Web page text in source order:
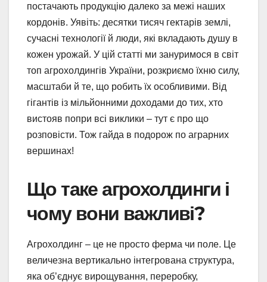
постачають продукцію далеко за межі наших
кордонів. Уявіть: десятки тисяч гектарів землі,
сучасні технології й люди, які вкладають душу в
кожен урожай. У цій статті ми зануримося в світ
топ агрохолдингів України, розкриємо їхню силу,
масштаби й те, що робить їх особливими. Від
гігантів із мільйонними доходами до тих, хто
вистояв попри всі виклики – тут є про що
розповісти. Тож гайда в подорож по аграрних
вершинах!
Що таке агрохолдинги і
чому вони важливі?
Агрохолдинг – це не просто ферма чи поле. Це
величезна вертикально інтегрована структура,
яка об’єднує вирощування, переробку,